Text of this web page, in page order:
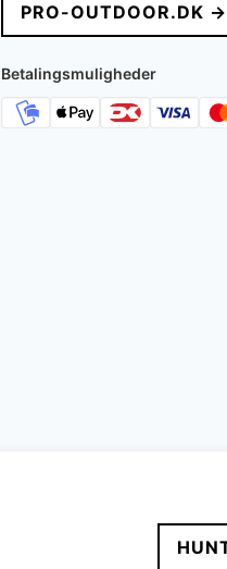
PRO-OUTDOOR.DK →
Betalingsmuligheder